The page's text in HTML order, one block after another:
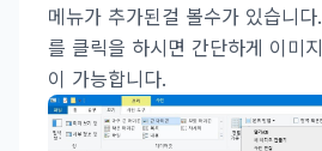
메뉴가 추가된걸 볼수가 있습니
를 클릭을 하시면 간단하게 이미
이 가능합니다.